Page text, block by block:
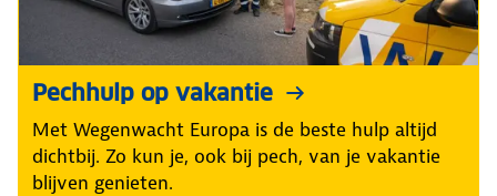
Pechhulp op vakantie
Met Wegenwacht Europa is de beste hulp altijd
dichtbij. Zo kun je, ook bij pech, van je vakantie
blijven genieten.